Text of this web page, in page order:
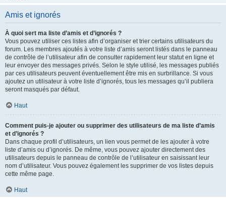
Amis et ignorés
À quoi sert ma liste d’amis et d’ignorés ?
Vous pouvez utiliser ces listes afin d’organiser et trier certains utilisateurs du
forum. Les membres ajoutés à votre liste d’amis seront listés dans le panneau
de contrôle de l’utilisateur afin de consulter rapidement leur statut en ligne et
leur envoyer des messages privés. Selon le style utilisé, les messages publiés
par ces utilisateurs peuvent éventuellement être mis en surbrillance. Si vous
ajoutez un utilisateur à votre liste d’ignorés, tous les messages qu’il publiera
seront masqués par défaut.
Haut
Comment puis-je ajouter ou supprimer des utilisateurs de ma liste d’amis
et d’ignorés ?
Dans chaque profil d’utilisateurs, un lien vous permet de les ajouter à votre
liste d’amis ou d’ignorés. De même, vous pouvez ajouter directement des
utilisateurs depuis le panneau de contrôle de l’utilisateur en saisissant leur
nom d’utilisateur. Vous pouvez également les supprimer de vos listes depuis
cette même page.
Haut